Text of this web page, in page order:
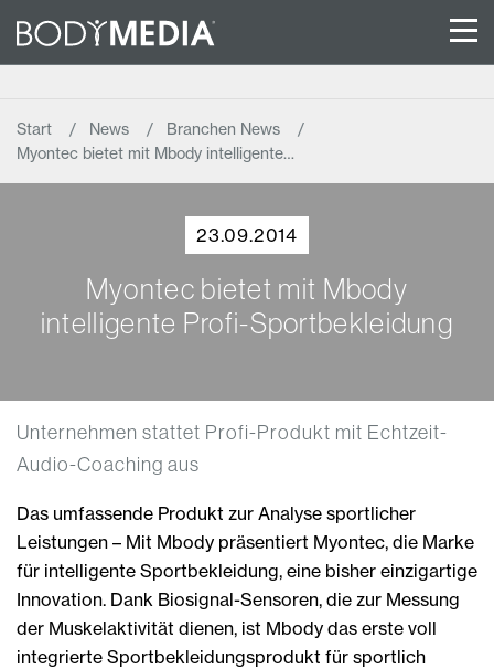
Start News
Branchen News
Myontec bietet mit Mbody intelligente…
23.09.2014
Myontec bietet mit Mbody
intelligente Profi-Sportbekleidung
Unternehmen stattet Profi-Produkt mit Echtzeit-
Audio-Coaching aus
Das umfassende Produkt zur Analyse sportlicher
Leistungen – Mit Mbody präsentiert Myontec, die Marke
für intelligente Sportbekleidung, eine bisher einzigartige
Innovation. Dank Biosignal-Sensoren, die zur Messung
der Muskelaktivität dienen, ist Mbody das erste voll
integrierte Sportbekleidungsprodukt für sportlich